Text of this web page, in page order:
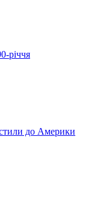
річчя
до Америки